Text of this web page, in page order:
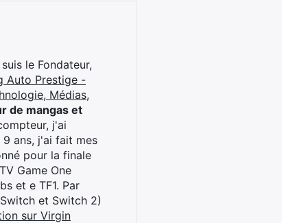
le Fondateur,
Auto Prestige -
Médias,
de mangas et
j'ai
ans, j'ai fait mes
pour la finale
Game One
et e TF1. Par
et Switch 2)
sur Virgin